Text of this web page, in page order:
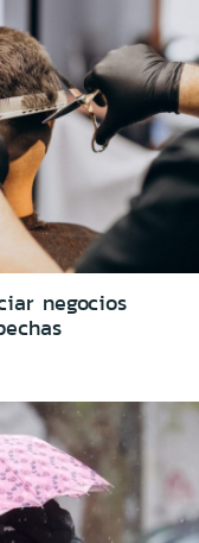
negocios